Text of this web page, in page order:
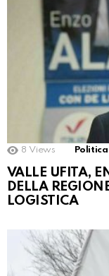
8 Views Politica
VALLE UFITA,
DELLA
LOGISTICA